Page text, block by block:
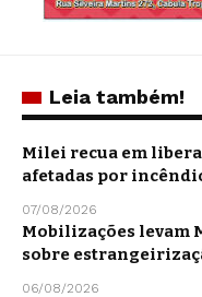
Leia também!
Milei recua em
afetadas por
07/08/2026
Mobilizações levam
sobre
06/08/2026